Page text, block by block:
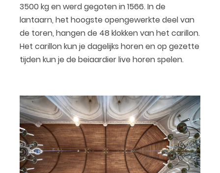
3500 kg en werd gegoten in 1566. In de
lantaarn, het hoogste opengewerkte deel van
de toren, hangen de 48 klokken van het carillon.
Het carillon kun je dagelijks horen en op gezette
tijden kun je de beiaardier live horen spelen.